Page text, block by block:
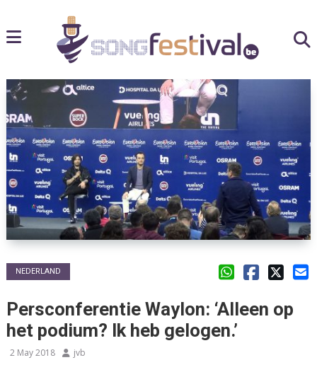
NEDERLAND
Persconferentie Waylon: ‘Alleen op
het podium? Ik heb gelogen.’
2 May 2018 jvb